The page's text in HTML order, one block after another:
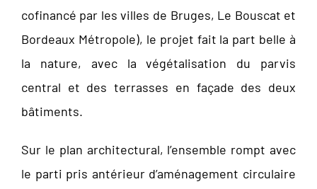
cofinancé par les villes de Bruges, Le Bouscat et
Bordeaux Métropole), le projet fait la part belle à
la nature, avec la végétalisation du parvis
central et des terrasses en façade des deux
bâtiments.
Sur le plan architectural, l’ensemble rompt avec
le parti pris antérieur d’aménagement circulaire